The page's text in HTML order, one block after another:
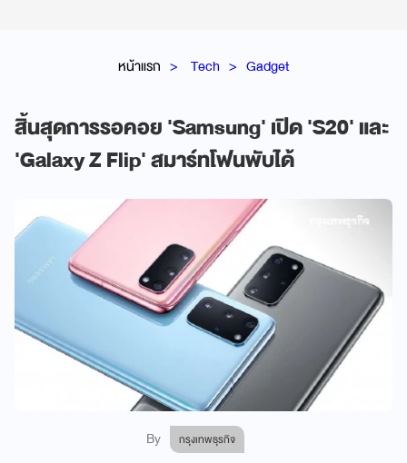
หน้าแรก Tech Gadget
สิ้นสุดการรอคอย 'Samsung' เปิด 'S20' และ
'Galaxy Z Flip' สมาร์ทโฟนพับได้
By กรุงเทพธุรกิจ